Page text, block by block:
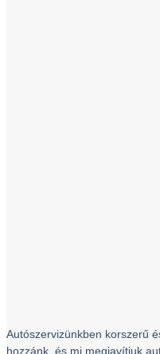
Autószervizünkben korszerű
hozzánk, és mi megjavítjuk